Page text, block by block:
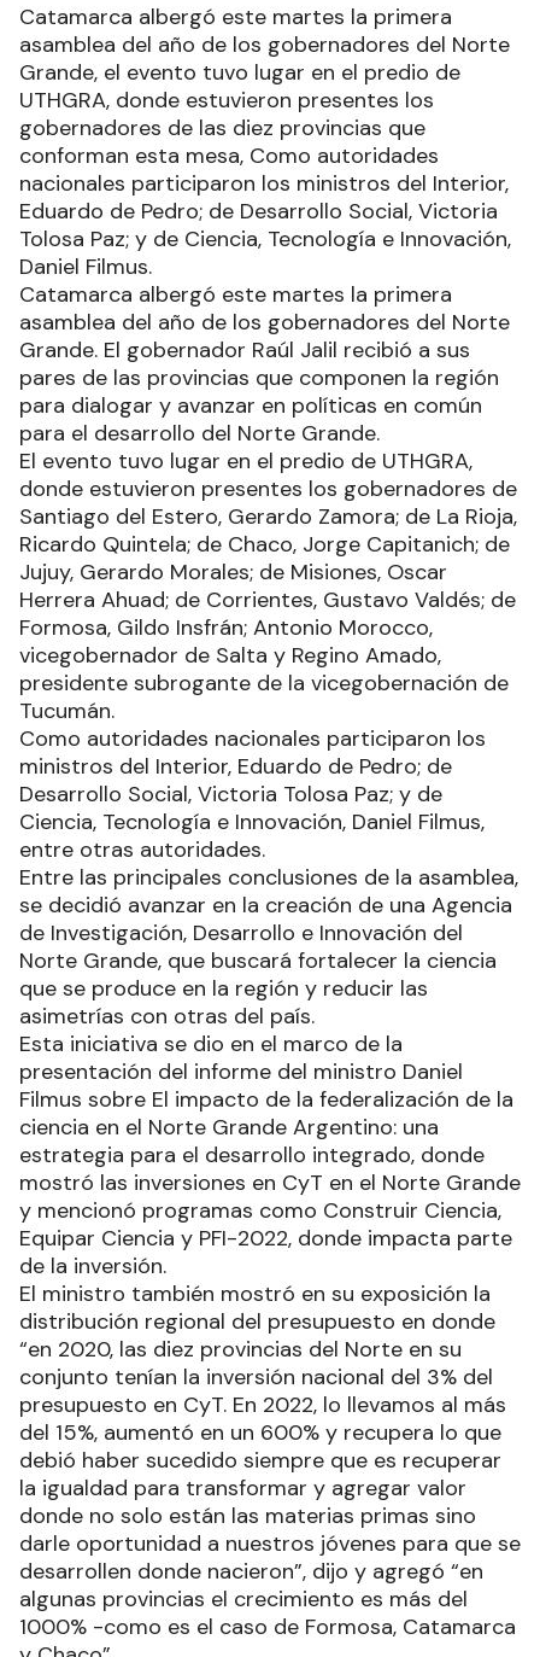
Catamarca albergó este martes la primera
asamblea del año de los gobernadores del Norte
Grande, el evento tuvo lugar en el predio de
UTHGRA, donde estuvieron presentes los
gobernadores de las diez provincias que
conforman esta mesa, Como autoridades
nacionales participaron los ministros del Interior,
Eduardo de Pedro; de Desarrollo Social, Victoria
Tolosa Paz; y de Ciencia, Tecnología e Innovación,
Daniel Filmus.
Catamarca albergó este martes la primera
asamblea del año de los gobernadores del Norte
Grande. El gobernador Raúl Jalil recibió a sus
pares de las provincias que componen la región
para dialogar y avanzar en políticas en común
para el desarrollo del Norte Grande.
El evento tuvo lugar en el predio de UTHGRA,
donde estuvieron presentes los gobernadores de
Santiago del Estero, Gerardo Zamora; de La Rioja,
Ricardo Quintela; de Chaco, Jorge Capitanich; de
Jujuy, Gerardo Morales; de Misiones, Oscar
Herrera Ahuad; de Corrientes, Gustavo Valdés; de
Formosa, Gildo Insfrán; Antonio Morocco,
vicegobernador de Salta y Regino Amado,
presidente subrogante de la vicegobernación de
Tucumán.
Como autoridades nacionales participaron los
ministros del Interior, Eduardo de Pedro; de
Desarrollo Social, Victoria Tolosa Paz; y de
Ciencia, Tecnología e Innovación, Daniel Filmus,
entre otras autoridades.
Entre las principales conclusiones de la asamblea,
se decidió avanzar en la creación de una Agencia
de Investigación, Desarrollo e Innovación del
Norte Grande, que buscará fortalecer la ciencia
que se produce en la región y reducir las
asimetrías con otras del país.
Esta iniciativa se dio en el marco de la
presentación del informe del ministro Daniel
Filmus sobre El impacto de la federalización de la
ciencia en el Norte Grande Argentino: una
estrategia para el desarrollo integrado, donde
mostró las inversiones en CyT en el Norte Grande
y mencionó programas como Construir Ciencia,
Equipar Ciencia y PFI-2022, donde impacta parte
de la inversión.
El ministro también mostró en su exposición la
distribución regional del presupuesto en donde
“en 2020, las diez provincias del Norte en su
conjunto tenían la inversión nacional del 3% del
presupuesto en CyT. En 2022, lo llevamos al más
del 15%, aumentó en un 600% y recupera lo que
debió haber sucedido siempre que es recuperar
la igualdad para transformar y agregar valor
donde no solo están las materias primas sino
darle oportunidad a nuestros jóvenes para que se
desarrollen donde nacieron”, dijo y agregó “en
algunas provincias el crecimiento es más del
1000% -como es el caso de Formosa, Catamarca